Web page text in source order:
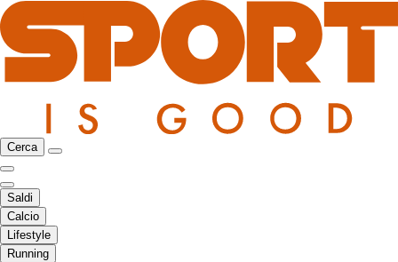
Cerca
Saldi
Calcio
Lifestyle
Running